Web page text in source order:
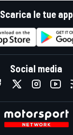
Scarica le tue app
Social media